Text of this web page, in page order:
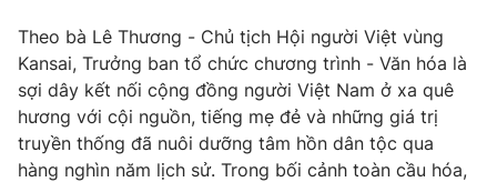
THỜI BÁO VTV
Theo dõi báo trên
Theo bà Lê Thương - Chủ tịch Hội người Việt vùng
Kansai, Trưởng ban tổ chức chương trình - Văn hóa là
sợi dây kết nối cộng đồng người Việt Nam ở xa quê
hương với cội nguồn, tiếng mẹ đẻ và những giá trị
truyền thống đã nuôi dưỡng tâm hồn dân tộc qua
hàng nghìn năm lịch sử. Trong bối cảnh toàn cầu hóa,